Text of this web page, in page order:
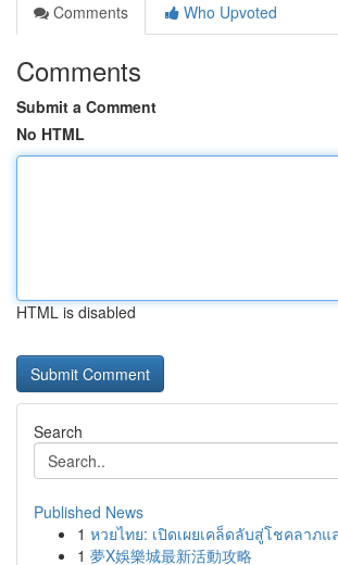
Comments
Who Upvoted
Comments
Submit a Comment
No HTML
HTML is disabled
Search
Published News
1 หวยไทย: เปิดเผยเคล็ดลับสู่โชคลาภแ
1 夢X娛樂城最新活動攻略